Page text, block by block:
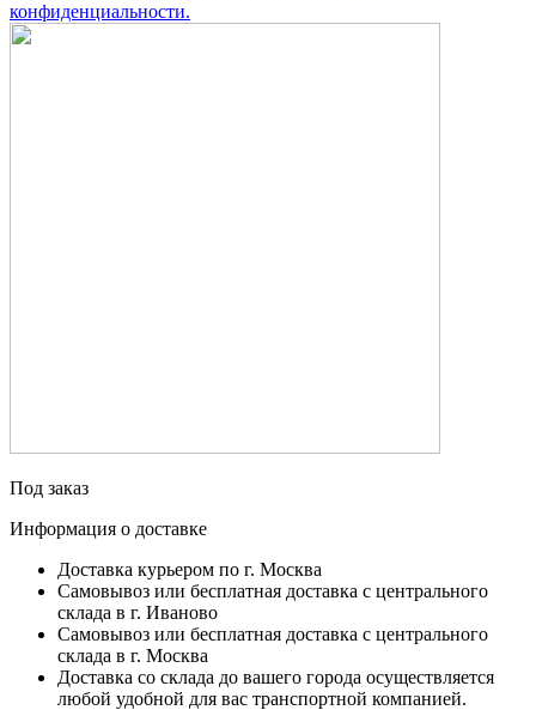
конфиденциальности.
Под заказ
Информация о доставке
Доставка курьером по г. Москва
Самовывоз или бесплатная доставка с центрального
склада в г. Иваново
Самовывоз или бесплатная доставка с центрального
склада в г. Москва
Доставка со склада до вашего города осуществляется
любой удобной для вас транспортной компанией.